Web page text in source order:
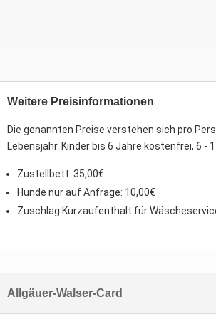
Weitere Preisinformationen
Die genannten Preise verstehen sich pro
Lebensjahr. Kinder bis 6 Jahre kostenfrei, 6 -
Zustellbett: 35,00€
Hunde nur auf Anfrage: 10,00€
Zuschlag Kurzaufenthalt für
Allgäuer-Walser-Card